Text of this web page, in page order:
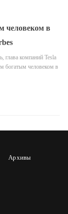
человеком в
глава компаний Tesla
богатым человеком в
Архивы